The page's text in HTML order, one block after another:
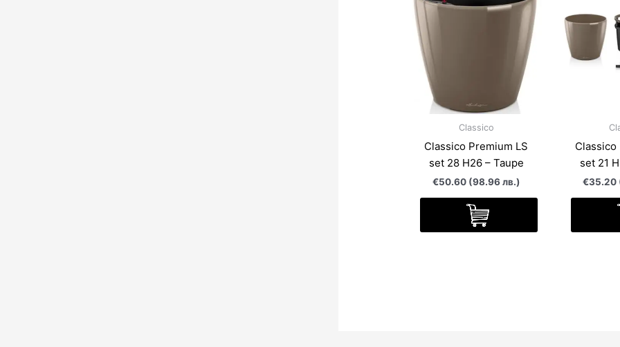
Classico
Classico Premium LS
set 28 H26 – Taupe
€50.60 (98.96 лв.)
Classico
set 21
€35.20